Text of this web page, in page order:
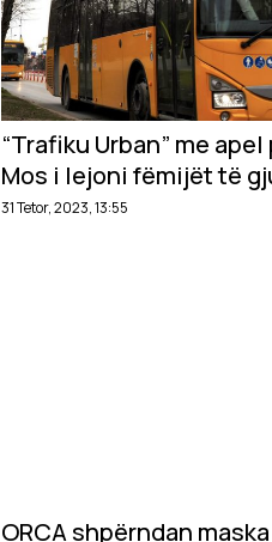
“Trafiku Urban” me
Mos i lejoni fëmijët të
vezë në drejtim të
31 Tetor, 2023, 13:55
ORCA shpërndan